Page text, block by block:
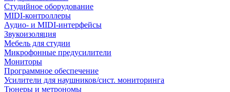
Студийное оборудование
MIDI-контроллеры
Аудио- и MIDI-интерфейсы
Звукоизоляция
Мебель для студии
Микрофонные предусилители
Мониторы
Программное обеспечение
Усилители для наушников/сист. мониторинга
Тюнеры и метрономы